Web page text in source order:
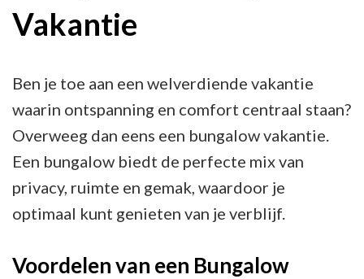
Vakantie
Vakantie
Ben je toe aan een welverdiende vakantie
waarin ontspanning en comfort centraal staan?
Overweeg dan eens een bungalow vakantie.
Een bungalow biedt de perfecte mix van
privacy, ruimte en gemak, waardoor je
optimaal kunt genieten van je verblijf.
Voordelen van een Bungalow